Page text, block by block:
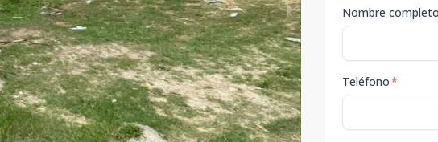
Nombre completo
Teléfono*